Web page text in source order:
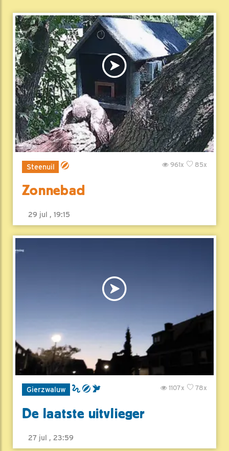
Steenuil 85x
961x
Zonnebad
29 jul , 19:15
Gierzwaluw 78x
1107x
De laatste uitvlieger
27 jul , 23:59